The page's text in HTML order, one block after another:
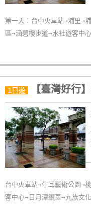
租
車
紅
帶
你
玩
玩
樂
地
顧
第一天：台中火車站→埔里→
區→涵碧樓步道→水社遊客中心
1日遊 【臺灣好行
台中火車站→牛耳藝術公園→
客中心→日月潭纜車→九族文